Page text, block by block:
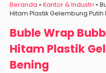
Beranda » Kantor & Industri »
Hitam Plastik Gelembung Putih
Buble Wrap
Hitam Plastik
Bening